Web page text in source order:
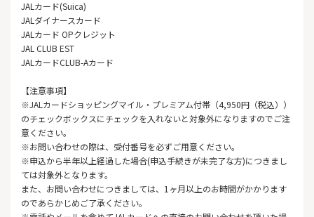
JALカード(Suica)
JALダイナースカード
JALカード OPクレジット
JAL CLUB EST
JALカードCLUB-Aカード
【注意事項】
※JALカードショッピングマイル・プレミアム付帯（4,950円（税込））
のチェックボックスにチェックを入れないと対象外になりますのでご注
意ください。
※お問い合わせの際は、受付番号を必ずご用意ください。
※申込から半年以上経過した場合(申込手続きが未完了な方)につきまし
ては対象外となります。
また、お問い合わせにつきましては、1ヶ月以上のお時間がかかります
のであらかじめご了承ください。